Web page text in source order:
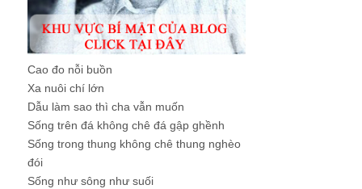
Cao đo nỗi buồn
Xa nuôi chí lớn
Dẫu làm sao thì cha vẫn muốn
Sống trên đá không chê đá gập ghềnh
Sống trong thung không chê thung nghèo
đói
Sống như sông như suối